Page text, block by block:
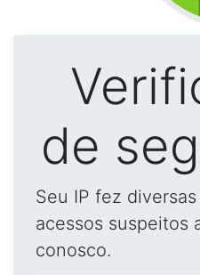
de
Seu IP fez
acessos suspeitos
conosco.